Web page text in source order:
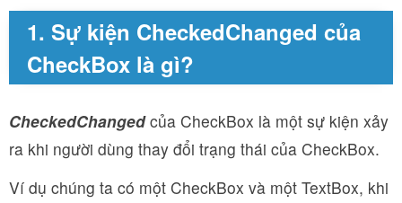
1. Sự kiện CheckedChanged của
CheckBox là gì?
CheckedChangedcủa CheckBox là một sự kiện xảy
ra khi người dùng thay đổi trạng thái của CheckBox.
Ví dụ chúng ta có một CheckBox và một TextBox, khi